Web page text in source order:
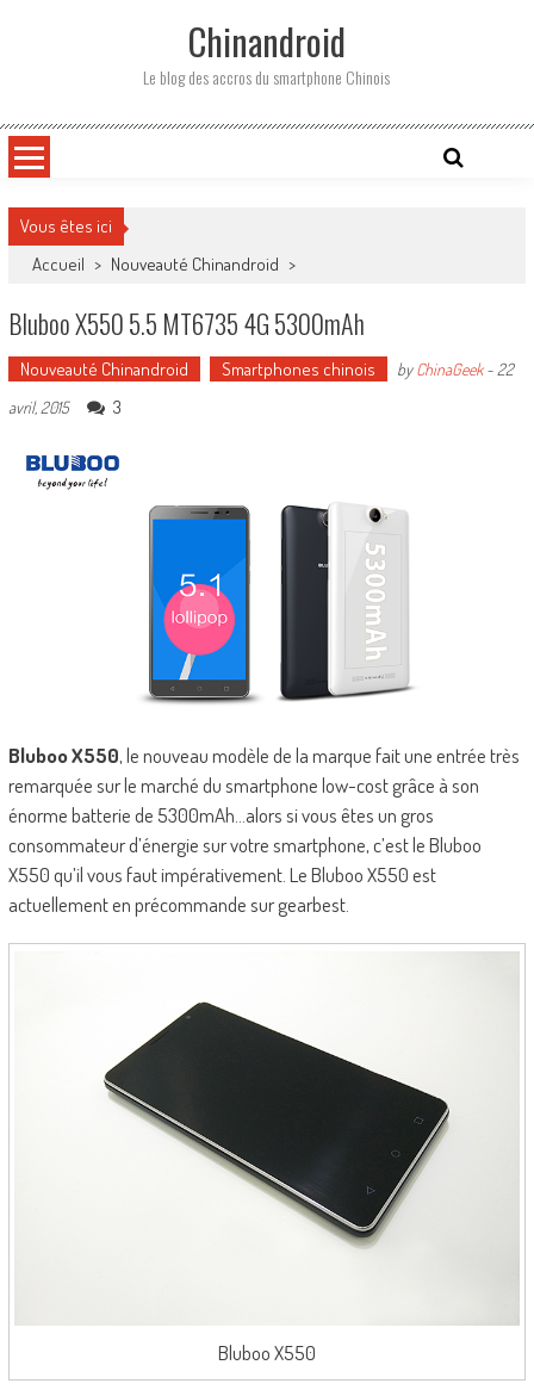
Chinandroid
Le blog des accros du smartphone Chinois
Vous êtes ici
Accueil > Nouveauté Chinandroid >
Bluboo X550 5.5 MT6735 4G 5300mAh
Nouveauté Chinandroid Smartphones chinois byChinaGeek- 22
avril, 2015
3
Bluboo X550, le nouveau modèle de la marque fait une entrée très
remarquée sur le marché du smartphone low-cost grâce à son
énorme batterie de 5300mAh…alors si vous êtes un gros
consommateur d’énergie sur votre smartphone, c’est le Bluboo
X550 qu’il vous faut impérativement. Le Bluboo X550 est
actuellement en précommande sur gearbest.
Bluboo X550